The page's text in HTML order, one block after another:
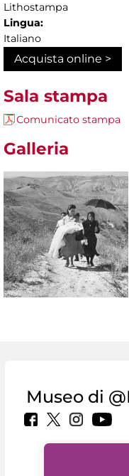
Lithostampa
Lingua:
Italiano
Acquista online >
Sala stampa
Comunicato stampa
Galleria
Museo di